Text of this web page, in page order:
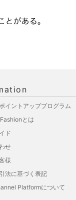
イントアッププログラム
とは
ド
せ
様
法に基づく表記
Platformについて